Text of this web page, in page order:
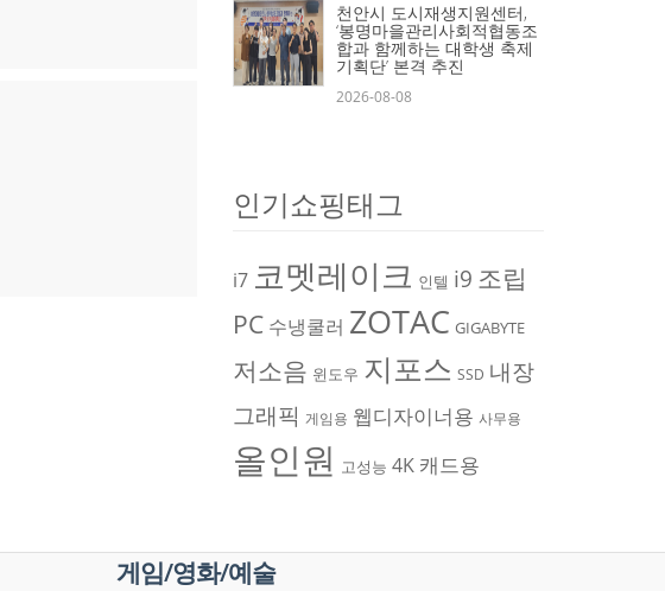
천안시 도시재생지원센터,
‘봉명마을관리사회적협동조
합과 함께하는 대학생 축제
기획단’ 본격 추진
2026-08-08
인기쇼핑태그
i7 코멧레이크 인텔 i9 조립
PC 수냉쿨러 ZOTAC GIGABYTE
저소음 윈도우 지포스 SSD 내장
그래픽 게임용 웹디자이너용 사무용
올인원 고성능 4K 캐드용
게임/영화/예술